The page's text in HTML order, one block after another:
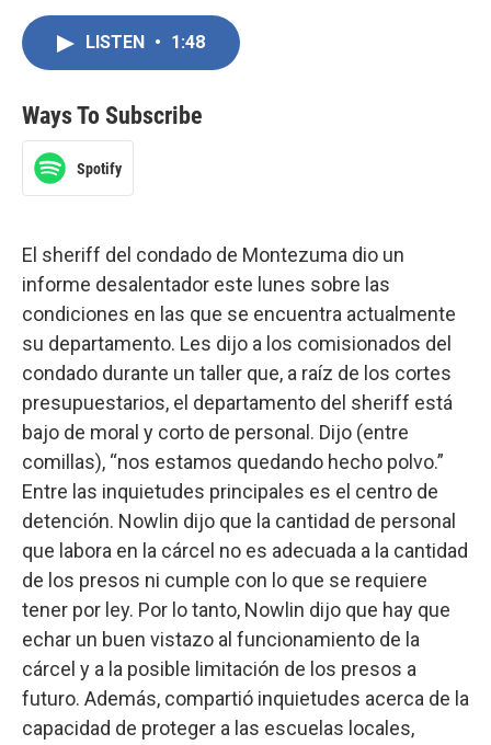
LISTEN • 1:48
Ways To Subscribe
Spotify
El sheriff del condado de Montezuma dio un
informe desalentador este lunes sobre las
condiciones en las que se encuentra actualmente
su departamento. Les dijo a los comisionados del
condado durante un taller que, a raíz de los cortes
presupuestarios, el departamento del sheriff está
bajo de moral y corto de personal. Dijo (entre
comillas), “nos estamos quedando hecho polvo.”
Entre las inquietudes principales es el centro de
detención. Nowlin dijo que la cantidad de personal
que labora en la cárcel no es adecuada a la cantidad
de los presos ni cumple con lo que se requiere
tener por ley. Por lo tanto, Nowlin dijo que hay que
echar un buen vistazo al funcionamiento de la
cárcel y a la posible limitación de los presos a
futuro. Además, compartió inquietudes acerca de la
capacidad de proteger a las escuelas locales,